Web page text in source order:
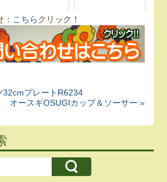
こちらクリック！
32cmプレートR6234
オースギOSUGIカップ＆ソーサー »